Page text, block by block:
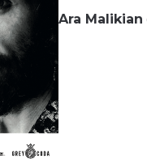
Ara Malikian